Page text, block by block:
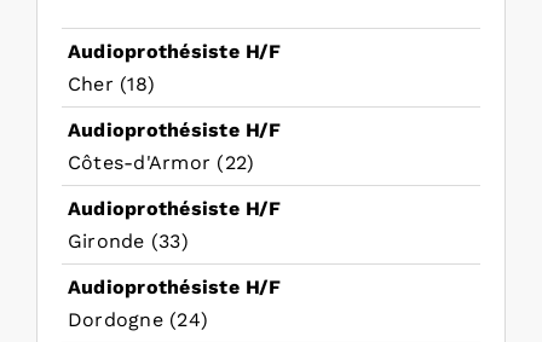
Audioprothésiste H/F
Cher (18)
Audioprothésiste H/F
Côtes-d'Armor (22)
Audioprothésiste H/F
Gironde (33)
Audioprothésiste H/F
Dordogne (24)